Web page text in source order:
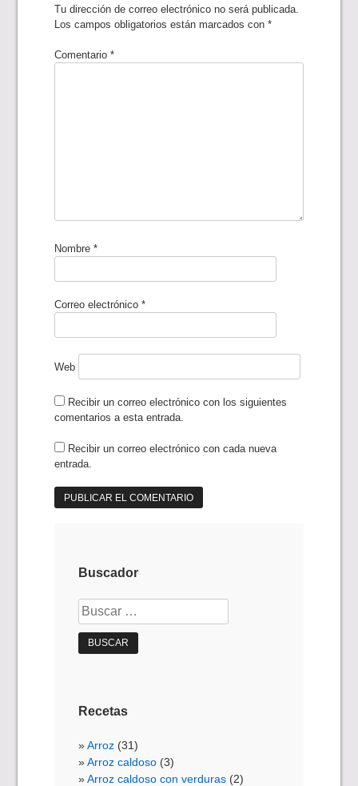
Tu dirección de correo electrónico no será publicada.
Los campos obligatorios están marcados con*
Comentario*
Nombre*
Correo electrónico*
Web
Recibir un correo electrónico con los siguientes
comentarios a esta entrada.
Recibir un correo electrónico con cada nueva
entrada.
Buscador
Buscar:
Recetas
Arroz (31)
Arroz caldoso (3)
Arroz caldoso con verduras (2)